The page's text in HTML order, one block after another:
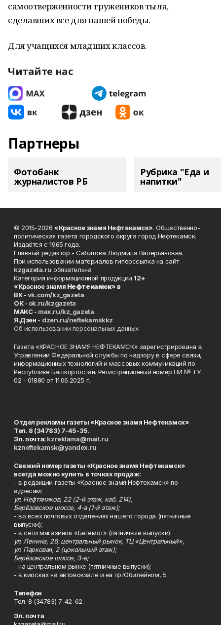
самоотверженности тружеников тыла,
сделавших все для нашей победы.
Для учащихся младших классов.
Читайте нас
Партнеры
Фотобанк
журналистов РБ
Рубрика "Еда и
напитки"
© 2015-2026 «Красное знамя Нефтекамск». Общественно-
политическая газета городского округа город Нефтекамск.
Издаётся с 1965 года.
Главный редактор - Сабитова Людмила Валерьяновна.
При использовании материалов гиперссылка на сайт
kzgazeta.ru обязательна.
Категория информационной продукции 12+
«Красное знамя Нефтекамск» в
ВК -vk.com/kz_gazeta
ОК - ok.ru/kzgazeta
MAKC - max.ru/kz_gazeta
Я.Дзен - dzen.ru/neftekamskkz
Об использовании персональных данных
Газета «КРАСНОЕ ЗНАМЯ НЕФТЕКАМСК» зарегистрирована в
Управлении Федеральной службы по надзору в сфере связи,
информационных технологий и массовых коммуникаций по
Республике Башкортостан. Регистрационный номер ПИ № ТУ
02 - 01880 от 11.06.2025 г.
Отдел рекламы газеты «Красное знамя Нефтекамск»
Тел. 8 (34783) 7-45-35.
Эл. почта: kzreklama@mail.ru
kzneftekamsk@yandex.ru
Свежий номер газеты «Красное знамя Нефтекамск»
всегда можно купить в точках продаж:
- в редакции газеты «Красное знамя Нефтекамск» по
адресам:
ул. Нефтяников, 22 (2-й этаж, каб. 214),
Берёзовское шоссе, 4-а (1-й этаж);
- во всех почтовых отделениях нашего города (пятничные
выпуски);
- в сети магазинов «Бегемот» (пятничные выпуски):
ул. Ленина, 26; центральный рынок, ТЦ «Центральный»,
ул. Парковая, 2 (цокольный этаж);
Берёзовское шоссе, 3-в;
- на центральном рынке (пятничные выпуски);
- в киосках на автовокзале и на пр.Юбилейном, 5.
Телефон
Тел. 8 (34783) 7-42-62.
Эл. почта